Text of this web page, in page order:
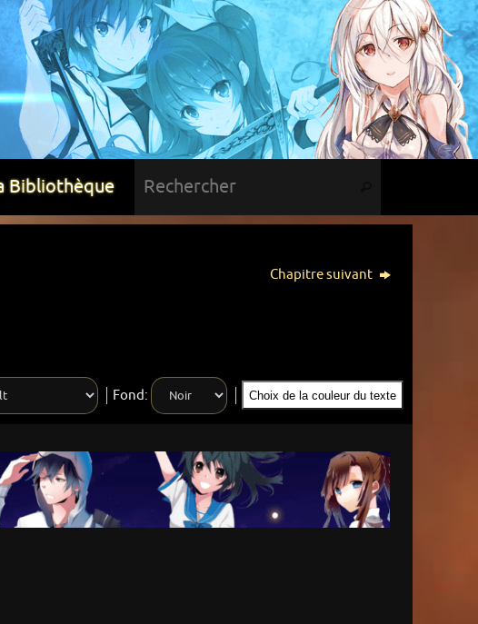
Bibliothèque
Chapitre suivant
Fond: Choix de la couleur du texte